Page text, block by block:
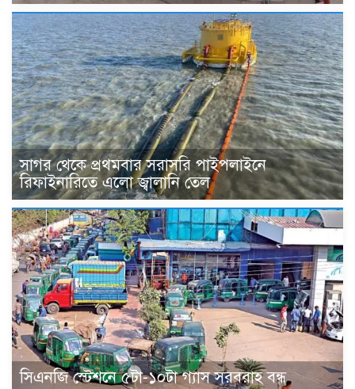
সাগর থেকে প্রথমবার সরাসরি পাইপলাইনে
রিফাইনারিতে এলো জ্বালানি তেল
সিএনজি স্টেশনে ৫টা-১০টা গ্যাস সরবরাহ বন্ধ